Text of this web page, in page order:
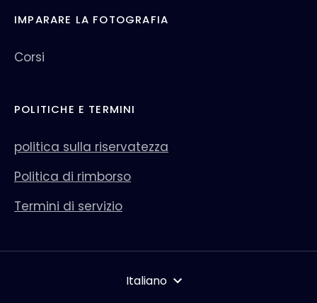
IMPARARE LA FOTOGRAFIA
Corsi
POLITICHE E TERMINI
politica sulla riservatezza
Politica di rimborso
Termini di servizio
Italiano